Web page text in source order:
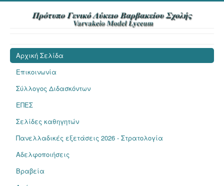
Αρχική Σελίδα
Επικοινωνία
Σύλλογος Διδασκόντων
ΕΠΕΣ
Σελίδες καθηγητών
Πανελλαδικές εξετάσεις 2026 - Στρατολογία
Αδελφοποιήσεις
Βραβεία